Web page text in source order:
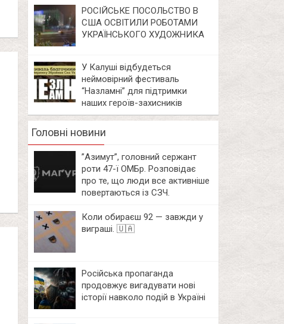
РОСІЙСЬКЕ ПОСОЛЬСТВО В
США ОСВІТИЛИ РОБОТАМИ
УКРАЇНСЬКОГО ХУДОЖНИКА
У Калуші відбудеться
неймовірний фестиваль
“Назламні” для підтримки
наших героїв-захисників
Головні новини
⁨”Азимут”, головний сержант
роти 47-ї ОМБр. Розповідає
про те, що люди все активніше
повертаються із СЗЧ.
Коли обираєш 92 — завжди у
виграші. 🇺🇦
Російська пропаганда
продовжує вигадувати нові
історії навколо подій в Україні